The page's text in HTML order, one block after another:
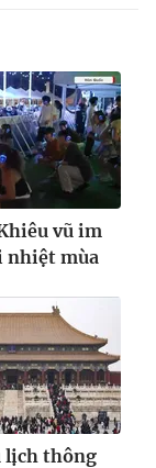
vũ im
nhiệt mùa
lịch thông